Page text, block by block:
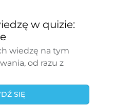
w quizie:
wiedzę na tym
od razu z
SIĘ